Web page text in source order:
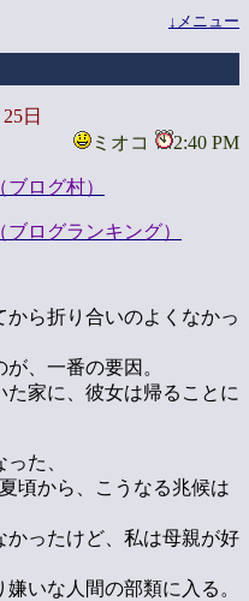
↓メニュー
日
ミオコ
2:40 PM
ログ村）
ログランキング）
ら折り合いのよくなかっ
、一番の要因。
家に、彼女は帰ることに
た、
頃から、こうなる兆候は
ったけど、私は母親が好
いな人間の部類に入る。